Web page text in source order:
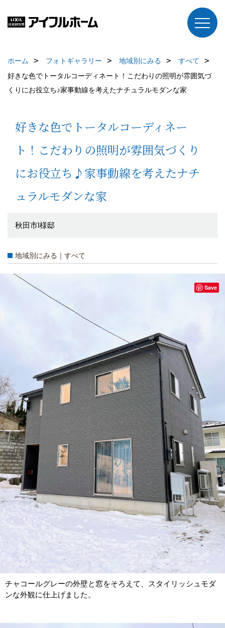
ホーム フォトギャラリー 地域別にみる
すべて
好きな色でトータルコーディネート！こだわりの照明が雰囲気づ
くりにお役立ち♪家事動線を考えたナチュラルモダンな家
好きな色でトータルコーディネー
ト！こだわりの照明が雰囲気づくり
にお役立ち♪家事動線を考えたナチ
ュラルモダンな家
秋田市I様邸
地域別にみる｜すべて
チャコールグレーの外壁と窓をそろえて、スタイリッシュモダ
ンな外観に仕上げました。
Save